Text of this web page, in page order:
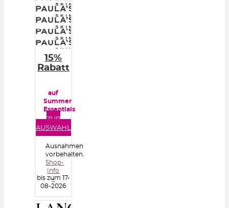
15%
Rabatt
auf
Summer
Essentials
ZUR
AUSWAHL
Ausnahmen
vorbehalten.
Shop-
Info
»
bis zum 17-
08-2026